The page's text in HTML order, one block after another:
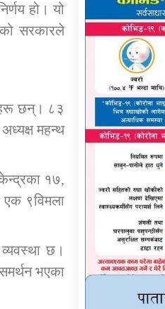
हो। यो
सरकारले
छन्। ८३
महन्थ
१७,
एक ९विमला
छ।
भएका